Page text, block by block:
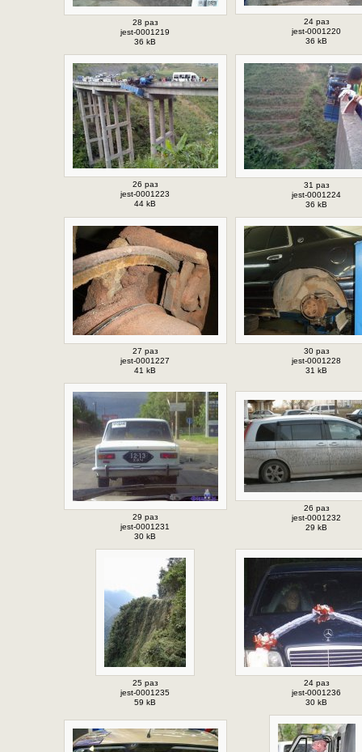
28 раз
jest-0001219
36 kB
24 раз
jest-0001220
36 kB
26 раз
jest-0001223
44 kB
31 раз
jest-0001224
36 kB
27 раз
jest-0001227
41 kB
30 раз
jest-0001228
31 kB
29 раз
jest-0001231
30 kB
26 раз
jest-0001232
29 kB
25 раз
jest-0001235
59 kB
24 раз
jest-0001236
30 kB